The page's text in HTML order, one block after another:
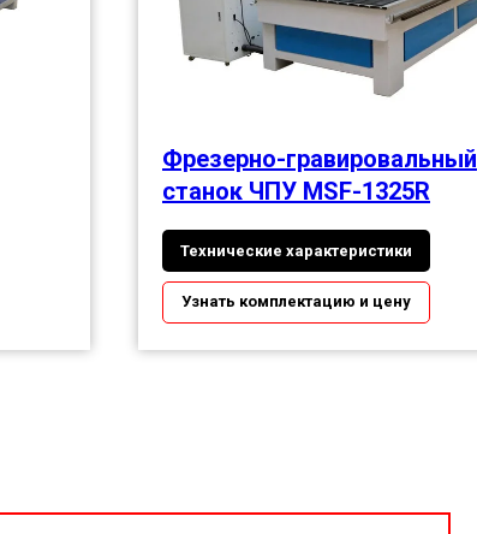
Фрезерно-гравировальный
станок ЧПУ MSF-1325R
Технические характеристики
Узнать комплектацию и цену